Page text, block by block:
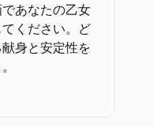
あなたの乙女
ください。ど
身と安定性を